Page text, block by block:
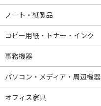
ノート・紙製品
コピー用紙・トナー・インク
事務機器
パソコン・メディア・周辺機器
オフィス家具